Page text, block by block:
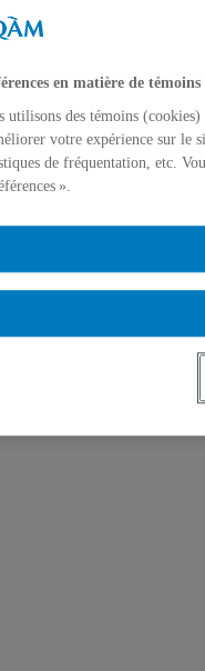
neoliberal
2007
dos décadas desde que el
desde que comenzó el
con los gobiernos
Thatcher en Gran
dinámico, estable y
el mundo
desarrollo, crisis
naciones y en el seno
En el centro del
los Estados Unidos,
de descomposición. [Suite
en matière de témoins
utilisons des témoins
votre expérience sur le
de fréquentation, etc.
».